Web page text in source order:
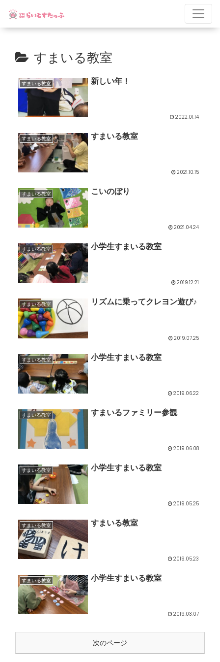
すまいる教室
すまいる教室 新しい年！
2022.01.14
すまいる教室 すまいる教室
2021.10.15
すまいる教室 こいのぼり
2021.04.24
すまいる教室 小学生すまいる教室
2019.12.21
すまいる教室 リズムに乗ってクレヨン遊び♪
2019.07.25
すまいる教室 小学生すまいる教室
2019.06.22
すまいる教室 すまいるファミリー参観
2019.06.08
すまいる教室 小学生すまいる教室
2019.05.25
すまいる教室 すまいる教室
2019.05.23
すまいる教室 小学生すまいる教室
2019.03.07
次のページ